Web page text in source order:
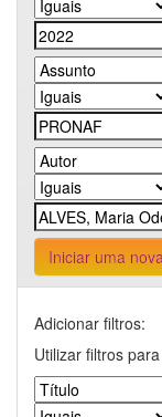
Iniciar uma
Adicionar filtros:
Utilizar filtros